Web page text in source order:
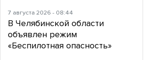
7 августа 2026 - 08:44
В Челябинской области
объявлен режим
«Беспилотная опасность»